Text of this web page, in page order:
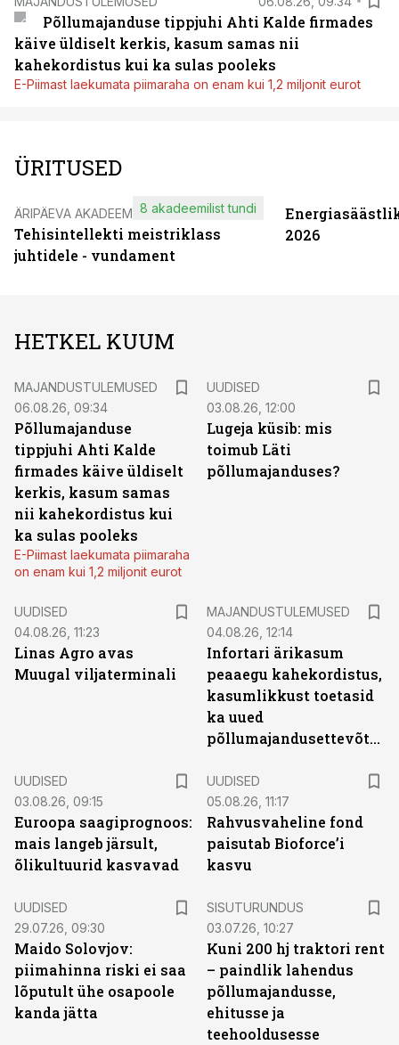
Põllumajanduse tippjuhi Ahti Kalde firmades
käive üldiselt kerkis, kasum samas nii
kahekordistus kui ka sulas pooleks
E-Piimast laekumata piimaraha on enam kui 1,2 miljonit eurot
ÜRITUSED
ÄRIPÄEVA AKADEEMIA
Tehisintellekti meistriklass
juhtidele - vundament
8 akadeemilist tundi
2026
HETKEL KUUM
MAJANDUSTULEMUSED
06.08.26, 09:34
Põllumajanduse
tippjuhi Ahti Kalde
firmades käive üldiselt
kerkis, kasum samas
nii kahekordistus kui
ka sulas pooleks
E-Piimast laekumata piimaraha
on enam kui 1,2 miljonit eurot
UUDISED
03.08.26, 12:00
Lugeja küsib: mis
toimub Läti
põllumajanduses?
UUDISED
04.08.26, 11:23
Linas Agro avas
Muugal viljaterminali
MAJANDUSTULEMUSED
04.08.26, 12:14
Infortari ärikasum
peaaegu kahekordistus,
kasumlikkust toetasid
ka uued
põllumajandusettevõtted
UUDISED
03.08.26, 09:15
Euroopa saagiprognoos:
mais langeb järsult,
õlikultuurid kasvavad
UUDISED
05.08.26, 11:17
Rahvusvaheline fond
paisutab Bioforce’i
kasvu
UUDISED
29.07.26, 09:30
Maido Solovjov:
piimahinna riski ei saa
lõputult ühe osapoole
kanda jätta
SISUTURUNDUS
03.07.26, 10:27
Kuni 200 hj traktori rent
– paindlik lahendus
põllumajandusse,
ehitusse ja
teehooldusesse